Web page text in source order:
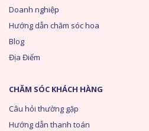
Doanh nghiệp
Hướng dẫn chăm sóc hoa
Blog
Địa Điểm
CHĂM SÓC KHÁCH HÀNG
Câu hỏi thường gặp
Hướng dẫn thanh toán